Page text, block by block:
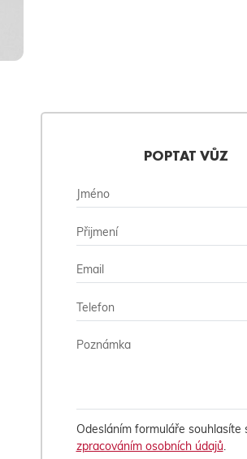
POPTAT VŮZ
Odesláním formuláře souhlasíte
zpracováním osobních údajů.